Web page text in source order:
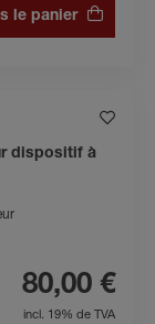
le panier
dispositif à
80,00 €
incl. 19% de TVA